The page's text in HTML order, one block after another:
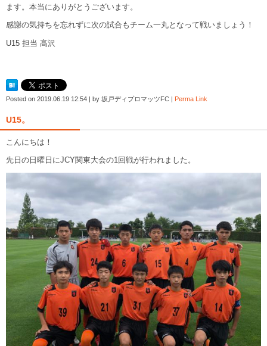
ます。本当にありがとうございます。
感謝の気持ちを忘れずに次の試合もチーム一丸となって戦いましょう！
U15 担当 髙沢
Posted on 2019.06.19 12:54 | by 坂戸ディプロマッツFC | Perma Link
U15。
こんにちは！
先日の日曜日にJCY関東大会の1回戦が行われました。